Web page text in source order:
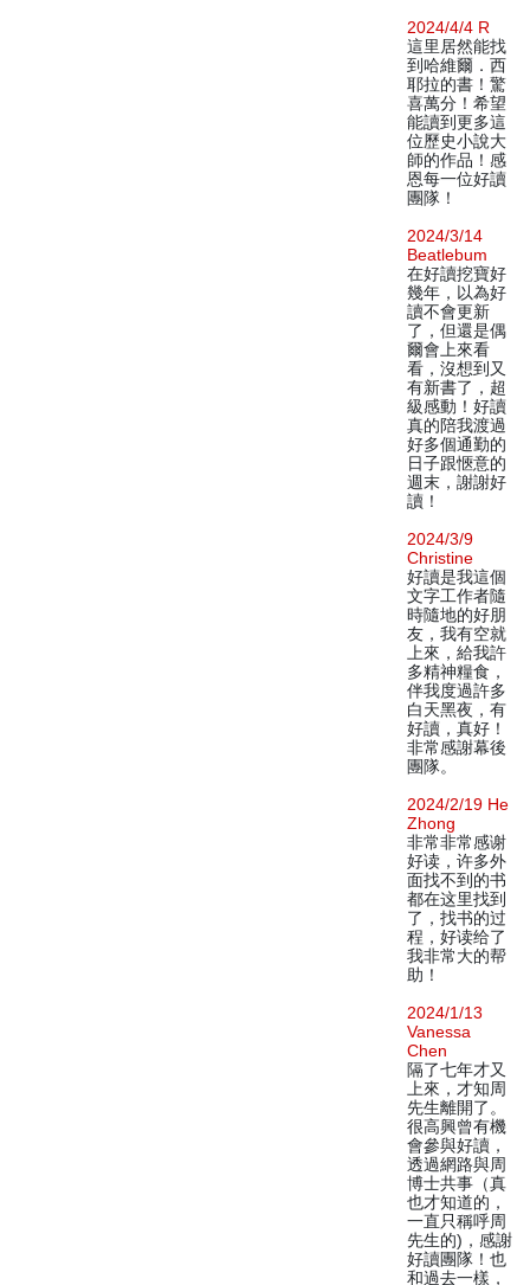
2024/4/4 R
這里居然能找
到哈維爾．西
耶拉的書！驚
喜萬分！希望
能讀到更多這
位歷史小說大
師的作品！感
恩每一位好讀
團隊！
2024/3/14
Beatlebum
在好讀挖寶好
幾年，以為好
讀不會更新
了，但還是偶
爾會上來看
看，沒想到又
有新書了，超
級感動！好讀
真的陪我渡過
好多個通勤的
日子跟愜意的
週末，謝謝好
讀！
2024/3/9
Christine
好讀是我這個
文字工作者隨
時隨地的好朋
友，我有空就
上來，給我許
多精神糧食，
伴我度過許多
白天黑夜，有
好讀，真好！
非常感謝幕後
團隊。
2024/2/19 He
Zhong
非常非常感谢
好读，许多外
面找不到的书
都在这里找到
了，找书的过
程，好读给了
我非常大的帮
助！
2024/1/13
Vanessa
Chen
隔了七年才又
上來，才知周
先生離開了。
很高興曾有機
會參與好讀，
透過網路與周
博士共事（真
也才知道的，
一直只稱呼周
先生的)，感謝
好讀團隊！也
和過去一樣，